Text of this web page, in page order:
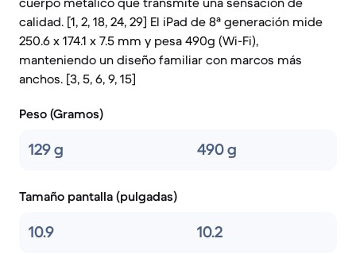
calidad. [1, 2, 18, 24, 29] El iPad de 8ª generación mide
250.6 x 174.1 x 7.5 mm y pesa 490g (Wi-Fi),
manteniendo un diseño familiar con marcos más
anchos. [3, 5, 6, 9, 15]
Peso (Gramos)
129 g 490 g
Tamaño pantalla (pulgadas)
10.9 10.2